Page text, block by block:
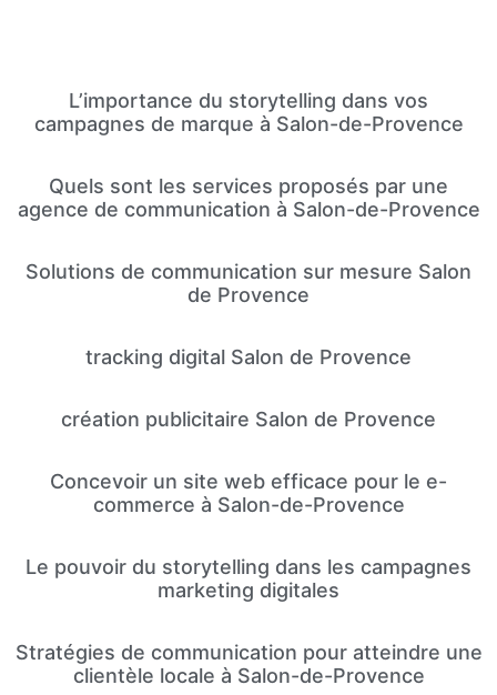
L’importance du storytelling dans vos
campagnes de marque à Salon-de-Provence
Quels sont les services proposés par une
agence de communication à Salon-de-Provence
Solutions de communication sur mesure Salon
de Provence
tracking digital Salon de Provence
création publicitaire Salon de Provence
Concevoir un site web efficace pour le e-
commerce à Salon-de-Provence
Le pouvoir du storytelling dans les campagnes
marketing digitales
Stratégies de communication pour atteindre une
clientèle locale à Salon-de-Provence